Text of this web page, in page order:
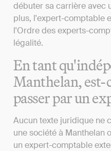
débuter sa carrière avec
plus, l'expert-comptable
l'Ordre des experts-
légalité.
En tant
Manthelan, est-
passer par un
Aucun texte juridique ne
une société à Manthelan
un expert-comptable